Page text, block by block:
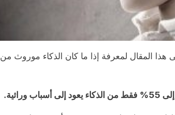
هذا المقال لمعرفة إذا ما كان الذكاء موروث من